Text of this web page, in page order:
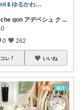
mii🌷ゆるかわアイテム探し🔍🫧
qon アデペシュ ク ...
0 262
コレ いいね